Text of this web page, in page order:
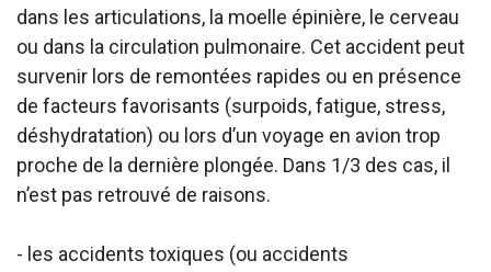
dans les articulations, la moelle épinière, le cerveau
ou dans la circulation pulmonaire. Cet accident peut
survenir lors de remontées rapides ou en présence
de facteurs favorisants (surpoids, fatigue, stress,
déshydratation) ou lors d’un voyage en avion trop
proche de la dernière plongée. Dans 1/3 des cas, il
n’est pas retrouvé de raisons.
- les accidents toxiques (ou accidents